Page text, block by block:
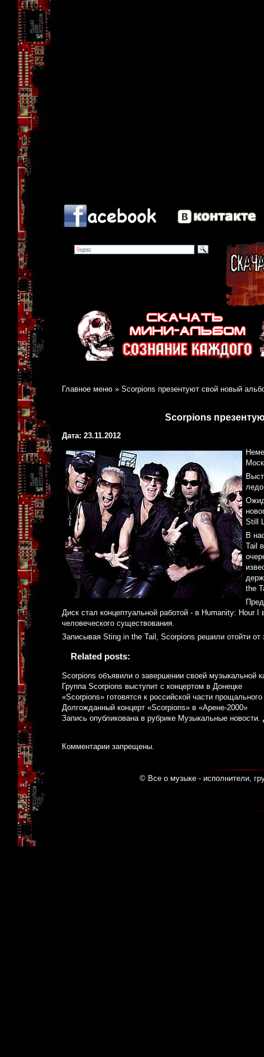
Главное меню » Scorpions презентуют свой новый
Scorpions
Дата: 23.11.2012
Still
В
Tail
the
Диск стал концептуальной работой - в Humanity:
человеческого существования.
Записывая Sting in the Tail, Scorpions решили отойти от
Related posts:
Scorpions объявили о завершении своей музыкальной
Группа Scorpions выступит с концертом в Донецке
«Scorpions» готовятся к российской части
Долгожданный концерт «Scorpions» в «Арене-2000»
Запись опубликована в рубрике Музыкальные новости.
Комментарии запрещены.
© Все о музыке - исполнители,